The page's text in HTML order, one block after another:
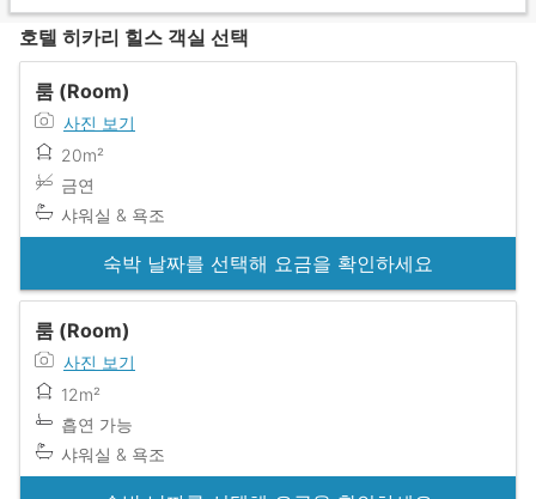
호텔 히카리 힐스 객실 선택
룸 (Room)
사진 보기
20m²
금연
샤워실 & 욕조
숙박 날짜를 선택해 요금을 확인하세요
룸 (Room)
사진 보기
12m²
흡연 가능
샤워실 & 욕조